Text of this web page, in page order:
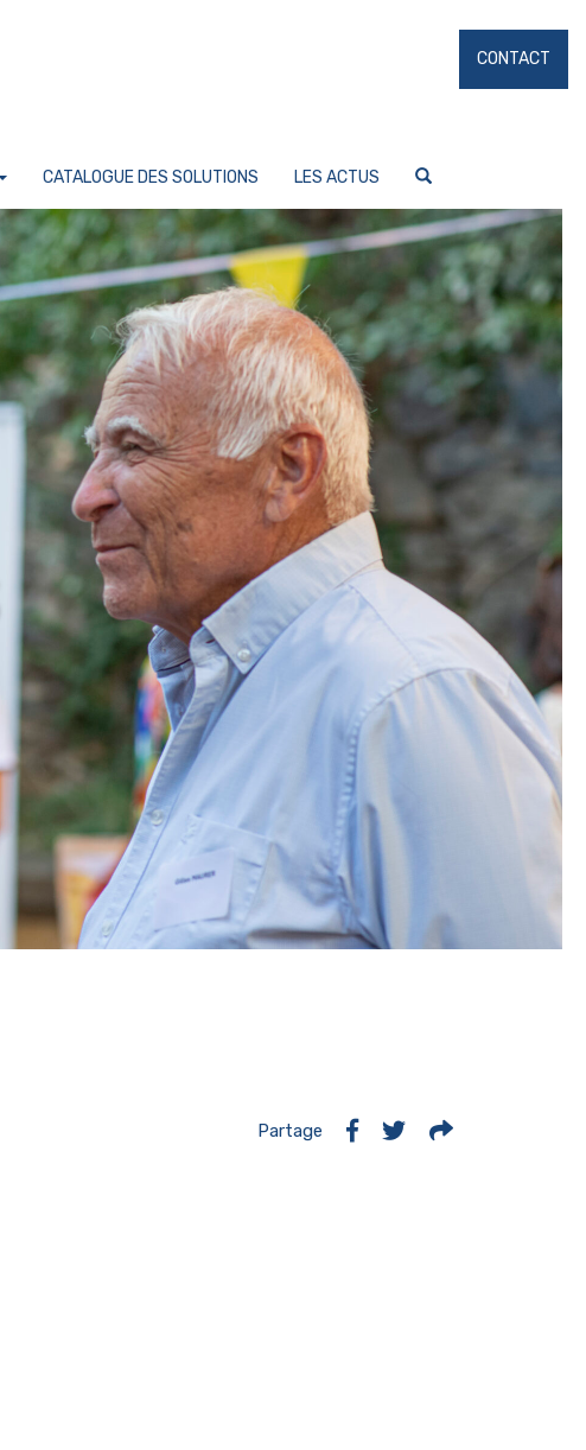
CONTACT
CATALOGUE DES SOLUTIONS LES ACTUS
Partage